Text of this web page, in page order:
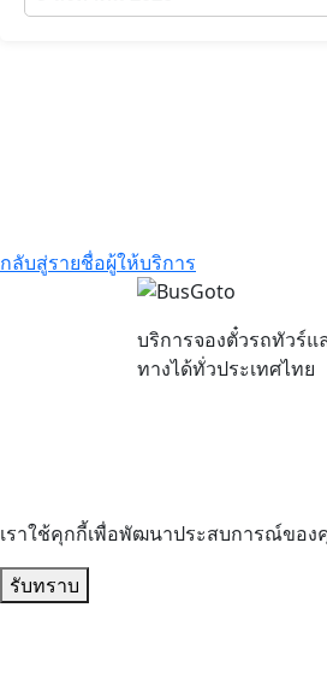
กลับสู่รายชื่อผู้ให้บริการ
บริการจองตั๋วรถทัวร์
ทางได้ทั่วประเทศไทย
เราใช้คุกกี้เพื่อพัฒนาประสบการณ์ขอ
รับทราบ